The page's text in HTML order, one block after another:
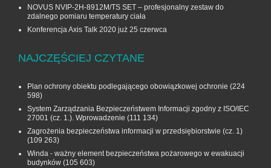
NOVUS NVIP-2H-8912M/TS SET – profesjonalny zestaw do
zdalnego pomiaru temperatury ciała
Konferencja Axis Talk 2020 już 25 czerwca
NAJCZĘŚCIEJ CZYTANE
Plan ochrony obiektu podlegającego obowiązkowej ochronie (224
598)
System Zarządzania Bezpieczeństwem Informacji zgodny z ISO/IEC
27001 (cz. 1.). Wprowadzenie (111 134)
Zagrożenia bezpieczeństwa informacji w przedsiębiorstwie (cz. 1)
(109 263)
Winda - ważny element bezpieczeństwa pożarowego w ewakuacji
budynków (105 603)